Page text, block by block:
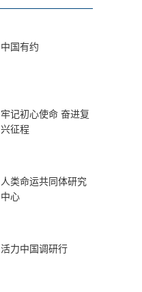
中国有约
牢记初心使命 奋进复
兴征程
人类命运共同体研究
中心
活力中国调研行